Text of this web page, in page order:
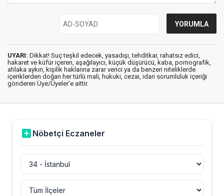
UYARI: Dikkat! Suç teşkil edecek, yasadışı, tehditkar, rahatsız edici,
hakaret ve küfür içeren, aşağılayıcı, küçük düşürücü, kaba, pornografik,
ahlaka aykırı, kişilik haklarına zarar verici ya da benzeri niteliklerde
içeriklerden doğan her türlü mali, hukuki, cezai, idari sorumluluk içeriği
gönderen Üye/Üyeler’e aittir.